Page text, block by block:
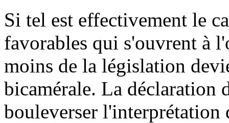
Si tel est effectivement le
favorables qui s'ouvrent à
moins de la législation
bicamérale. La déclaration
bouleverser